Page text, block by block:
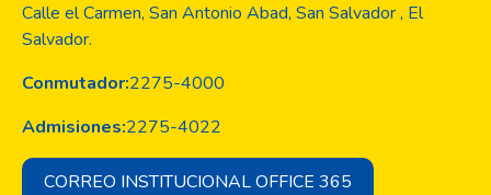
Calle el Carmen, San Antonio Abad, San Salvador , El
Salvador.
Conmutador:2275-4000
Admisiones:2275-4022
CORREO INSTITUCIONAL OFFICE 365